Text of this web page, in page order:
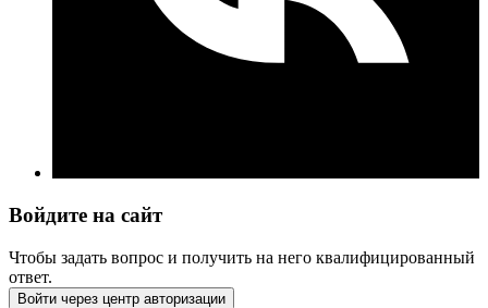
Войдите на сайт
Чтобы задать вопрос и получить на него квалифицированный
ответ.
Войти через центр авторизации